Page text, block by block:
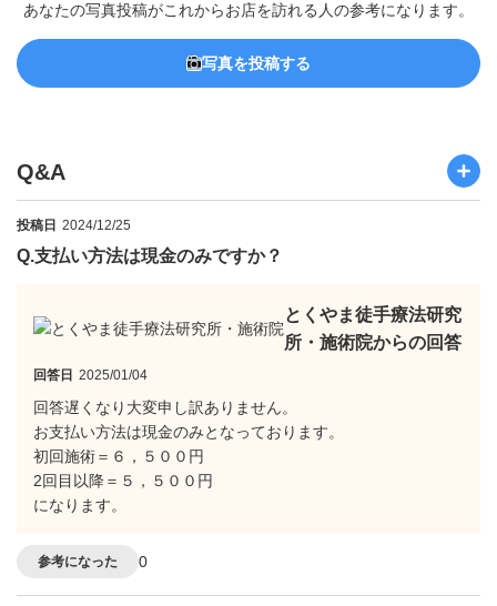
あなたの写真投稿がこれからお店を訪れる人の参考になります。
写真を投稿する
Q&A
投稿日 2024/12/25
Q.支払い方法は現金のみですか？
とくやま徒手療法研究
所・施術院からの回答
回答日 2025/01/04
回答遅くなり大変申し訳ありません。
お支払い方法は現金のみとなっております。
初回施術＝６，５００円
2回目以降＝５，５００円
になります。
参考になった 0